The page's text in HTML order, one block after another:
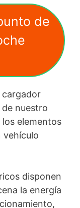
de
cargador
nuestro
elementos
vehículo
disponen
la energía